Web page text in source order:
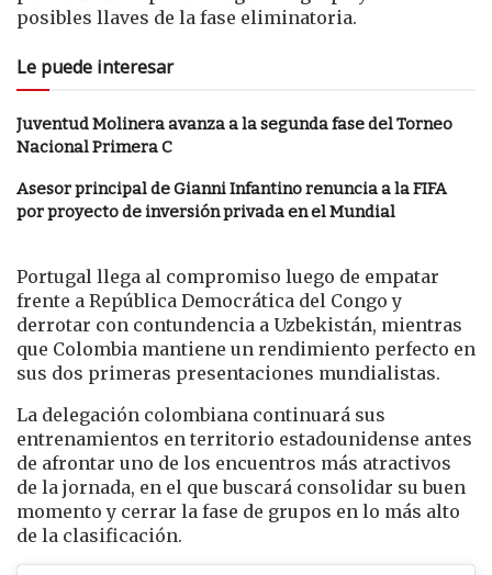
posibles llaves de la fase eliminatoria.
Le puede interesar
Juventud Molinera avanza a la segunda fase del Torneo
Nacional Primera C
Asesor principal de Gianni Infantino renuncia a la FIFA
por proyecto de inversión privada en el Mundial
Portugal llega al compromiso luego de empatar
frente a República Democrática del Congo y
derrotar con contundencia a Uzbekistán, mientras
que Colombia mantiene un rendimiento perfecto en
sus dos primeras presentaciones mundialistas.
La delegación colombiana continuará sus
entrenamientos en territorio estadounidense antes
de afrontar uno de los encuentros más atractivos
de la jornada, en el que buscará consolidar su buen
momento y cerrar la fase de grupos en lo más alto
de la clasificación.